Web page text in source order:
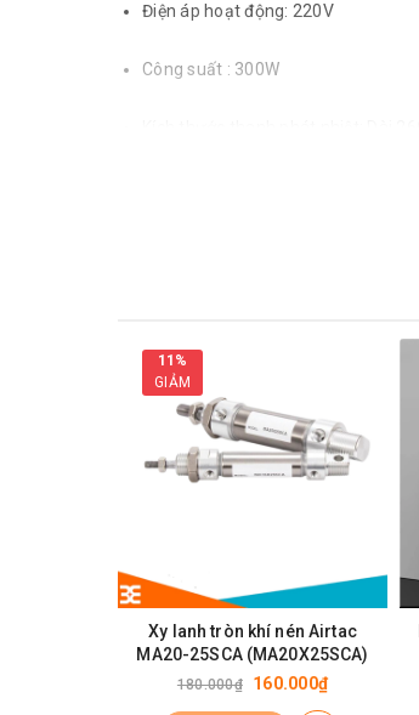
Điện áp hoạt động: 220V
Công suất : 300W
11%
GIẢM
Xy lanh tròn khí nén Airtac
MA20-25SCA (MA20X25SCA)
180.000₫ 160.000₫